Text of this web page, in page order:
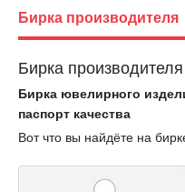
Бирка производителя
Бирка производителя
Бирка ювелирного
паспорт качества
Вот что вы найдёте на